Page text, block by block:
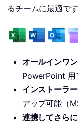
るチームに最適です
オールインワ
PowerPoint 用
インストーラ
アップ可能（
連携してさら